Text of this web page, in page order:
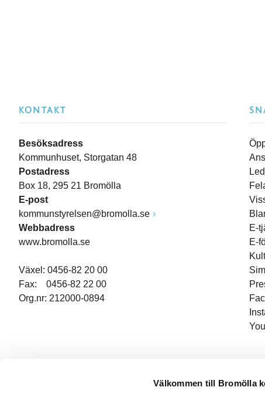
Välkommen till Bromölla
KONTAKT
Besöksadress
Kommunhuset, Storgatan 48
Postadress
Box 18, 295 21 Bromölla
E-post
kommunstyrelsen@bromolla.se
Webbadress
www.bromolla.se
Växel: 0456-82 20 00
Fax: 0456-82 22 00
Org.nr: 212000-0894
E-
E-